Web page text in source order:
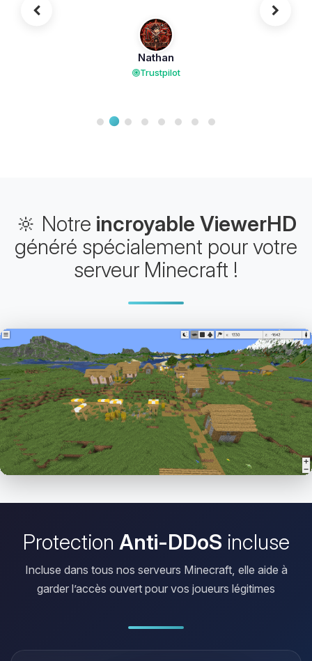
Nathan
Trustpilot
🔆 Notre incroyable ViewerHD
généré spécialement pour votre
serveur Minecraft !
Protection Anti-DDoS incluse
Incluse dans tous nos serveurs Minecraft, elle aide à
garder l’accès ouvert pour vos joueurs légitimes